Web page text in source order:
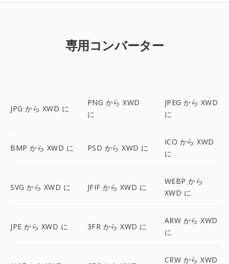
専用コンバーター
JPG から XWD に
PNG から XWD
に
JPEG から XWD
に
BMP から XWD に PSD から XWD に
ICO から XWD
に
SVG から XWD に JFIF から XWD に
WEBP から
XWD に
JPE から XWD に 3FR から XWD に
ARW から XWD
に
CRW から XWD